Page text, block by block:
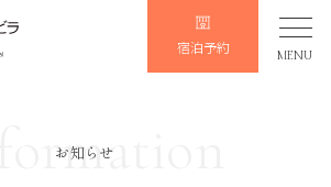
宿泊予約 MENU
お知らせ